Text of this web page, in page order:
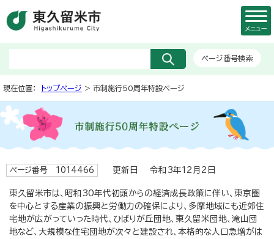
ページ番号検索
メニュー
現在位置： トップページ > 市制施行50周年特設ページ
ページ番号 1014466 更新日 令和3年12月2日
東久留米市は、昭和30年代初頭からの経済成長政策に伴い、東京圏
を中心とする産業の振興と労働力の確保により、多摩地域にも近郊住
宅地が広がっていった時代、ひばりが丘団地、東久留米団地、滝山団
地など、大規模な住宅団地が次々と建設され、本格的な人口急増がは